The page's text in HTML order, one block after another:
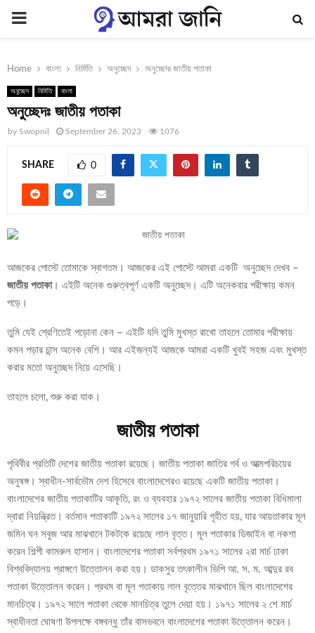
PRIMARY
Home বাংলা নির্মিতি অনুচ্ছেদ অনুচ্ছেদঃ জাতীয় পতাকা
অনুচ্ছেদ নির্মিতি বাংলা
অনুচ্ছেদঃ জাতীয় পতাকা
by Swopnil September 26, 2023 1076
SHARE 0
আজকের পোস্টে তোমাকে স্বাগতম। আজকের এই পোস্টে আমরা একটি অনুচ্ছেদ দেখব –
জাতীয় পতাকা। এইটি অনেক গুরুত্বপূর্ণ একটি অনুচ্ছেদ। এটি অনেকবার পরীক্ষায় কমন
পড়ে।
তুমি যেই শ্রেণিতেই পড়োনা কেন – এইটি যদি তুমি মুখস্ত রাখো তাহলে তোমার পরীক্ষায়
কমন পড়ার চান্স অনেক বেশি। আর এইজন্যই আজকে আমরা একটি খুবই সহজ এবং মুখস্ত
করার মতো অনুচ্ছেদ নিয়ে এসেছি।
তাহলে চলো, শুরু করা যাক।
জাতীয় পতাকা
পৃথিবীর প্রতিটি দেশের জাতীয় পতাকা রয়েছে। জাতীয় পতাকা জাতির গর্ব ও আত্মপরিচয়ের
অনুষঙ্গ। স্বাধীন-সার্বভৌম দেশ হিসেবে বাংলাদেশেরও রয়েছে একটি জাতীয় পতাকা।
বাংলাদেশের জাতীয় পতাকাটির আকৃতি, রং ও ব্যবহার ১৯৭২ সালের জাতীয় পতাকা বিধিমালা
দ্বারা নিয়ন্ত্রিত। বর্তমান পতাকাটি ১৯৭২ সালের ১৭ জানুয়ারি গৃহীত হয়, যার আয়তাকার মূল
জমিন ঘন সবুজ আর মাঝখানে টকটকে রয়েছে লাল বৃত্ত। মূল পতাকার ডিজাইন বা নকশা
করেন শিল্পী কামরুল হাসান। বাংলাদেশের পতাকা সর্বপ্রথম ১৯৭১ সালের ২রা মার্চ ঢাকা
বিশ্ববিদ্যালয় প্রাঙ্গণে উত্তোলন করা হয়। ডাকসুর তৎকালীন ভিপি আ. স. ম. আব্দুর রব
পতাকা উত্তোলন করেন। প্রথম বা মূল পতাকায় লাল বৃত্তের মাঝখানে ছিল বাংলাদেশের
মানচিত্র। ১৯৭২ সালে পতাকা থেকে মানচিত্র তুলে দেয়া হয়। ১৯৭১ সালের ২ শে মার্চ
স্বাধীনতা ঘোষণা উপলক্ষে বঙ্গবন্ধু তাঁর বাসভবনে বাংলাদেশের পতাকা উত্তোলন করেন।